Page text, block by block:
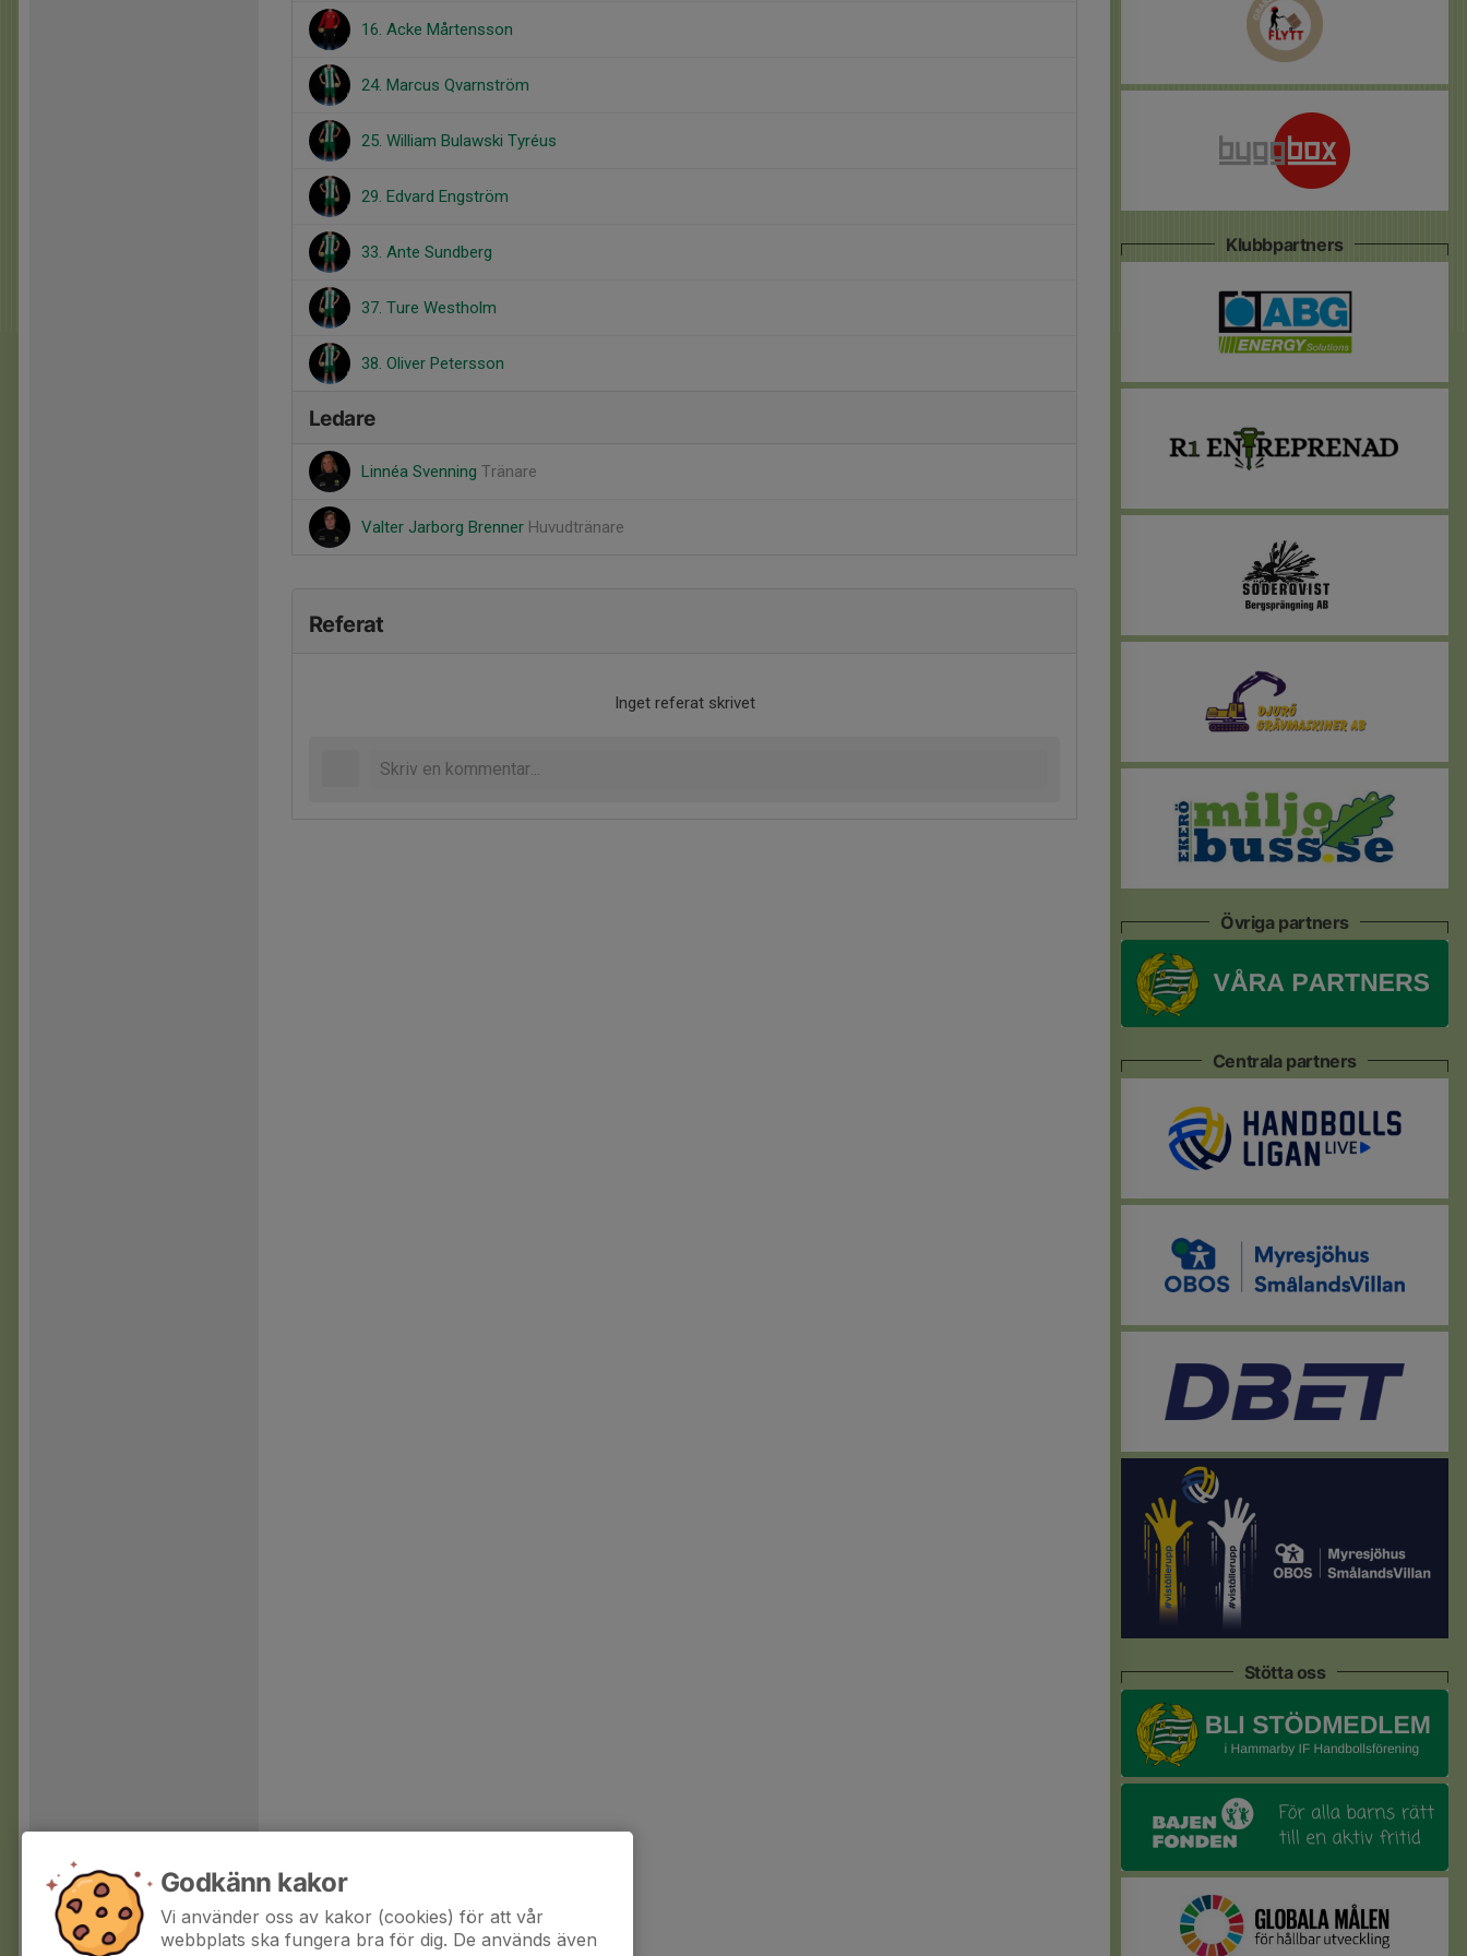
16. Acke Mårtensson
24. Marcus Qvarnström
25. William Bulawski Tyréus
29. Edvard Engström
33. Ante Sundberg
37. Ture Westholm
38. Oliver Petersson
Ledare
Linnéa Svenning Tränare
Valter Jarborg Brenner Huvudtränare
Referat
Inget referat skrivet
Klubbpartners
Övriga partners
Centrala partners
Stötta oss
Godkänn kakor
Vi använder oss av kakor (cookies) för att vår
webbplats ska fungera bra för dig. De används även